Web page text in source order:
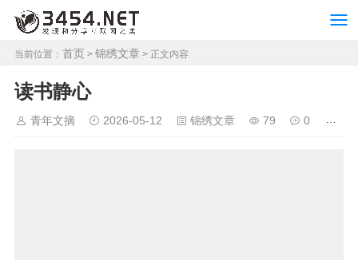
当前位置： 首页 > 锦绣文章 > 正文内容
读书静心
青年文摘 2026-05-12 锦绣文章 79 0